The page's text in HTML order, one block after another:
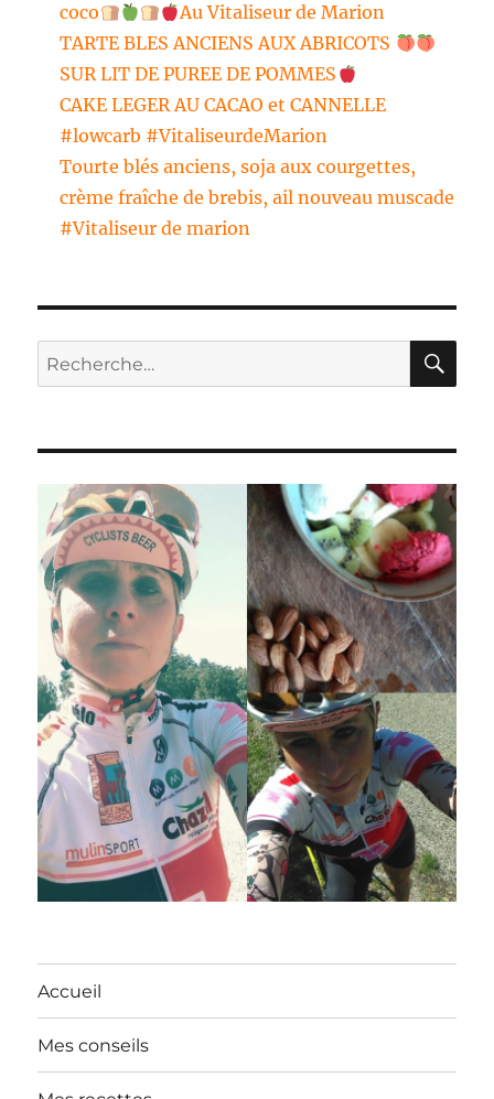
coco
Au Vitaliseur de Marion
TARTE BLES ANCIENS AUX ABRICOTS
SUR LIT DE PUREE DE POMMES
CAKE LEGER AU CACAO et CANNELLE
#lowcarb #VitaliseurdeMarion
Tourte blés anciens, soja aux courgettes,
crème fraîche de brebis, ail nouveau muscade
#Vitaliseur de marion
Recherche
pour :
Accueil
Mes conseils